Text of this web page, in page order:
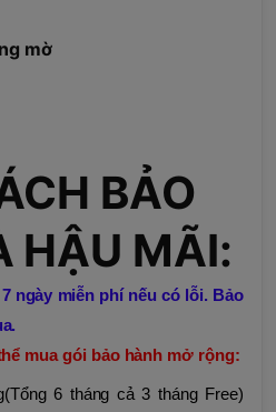
mờ
BẢO
HẬU MÃI:
ngày miễn phí nếu có lỗi. Bảo
mua gói bảo hành mở rộng:
6 tháng cả 3 tháng Free)